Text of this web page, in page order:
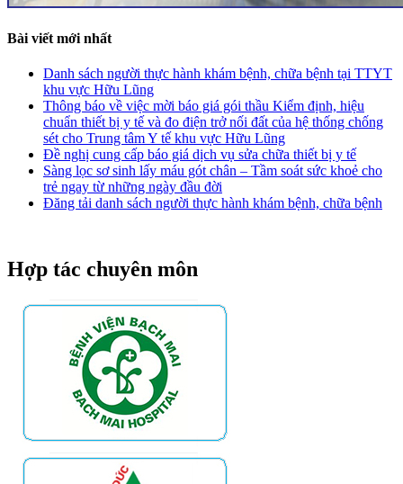
Bài viết mới nhất
Danh sách người thực hành khám bệnh, chữa bệnh tại TTYT
khu vực Hữu Lũng
Thông báo về việc mời báo giá gói thầu Kiểm định, hiệu
chuẩn thiết bị y tế và đo điện trở nối đất của hệ thống chống
sét cho Trung tâm Y tế khu vực Hữu Lũng
Đề nghị cung cấp báo giá dịch vụ sửa chữa thiết bị y tế
Sàng lọc sơ sinh lấy máu gót chân – Tầm soát sức khoẻ cho
trẻ ngay từ những ngày đầu đời
Đăng tải danh sách người thực hành khám bệnh, chữa bệnh
Hợp tác chuyên môn